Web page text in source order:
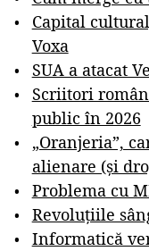
Capital
Voxa
SUA a atacat
Scriitori
public în 2026
„Oranjeria”,
alienare (și
Problema cu
Revoluțiile
Informatică